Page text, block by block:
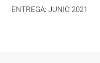
ENTREGA: JUNIO 2021